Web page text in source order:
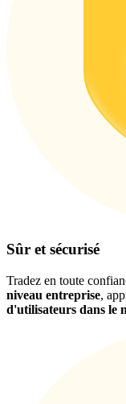
Sûr et sécurisé
Tradez en toute
niveau entreprise,
d'utilisateurs dans le